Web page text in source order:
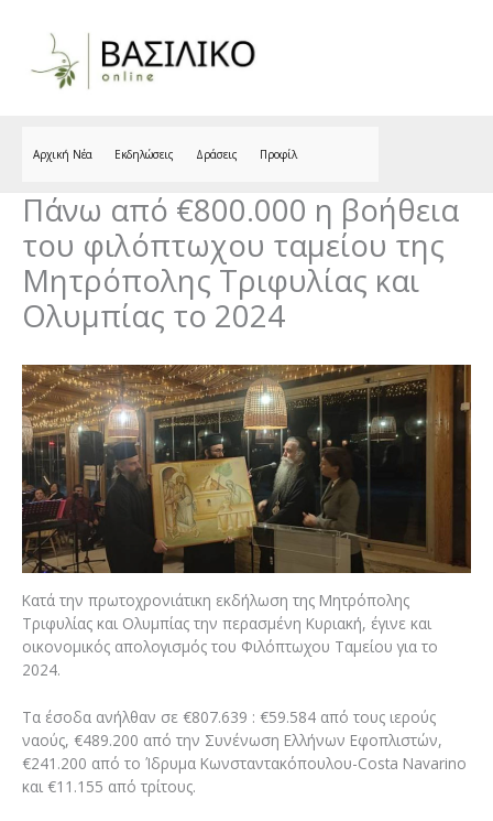
Αρχική Νέα Εκδηλώσεις Δράσεις Προφίλ
Πάνω από €800.000 η βοήθεια
του φιλόπτωχου ταμείου της
Μητρόπολης Τριφυλίας και
Ολυμπίας το 2024
Κατά την πρωτοχρονιάτικη εκδήλωση της Μητρόπολης
Τριφυλίας και Ολυμπίας την περασμένη Κυριακή, έγινε και
οικονομικός απολογισμός του Φιλόπτωχου Ταμείου για το
2024.
Τα έσοδα ανήλθαν σε €807.639 : €59.584 από τους ιερούς
ναούς, €489.200 από την Συνένωση Ελλήνων Εφοπλιστών,
€241.200 από το Ίδρυμα Κωνσταντακόπουλου-Costa Navarino
και €11.155 από τρίτους.